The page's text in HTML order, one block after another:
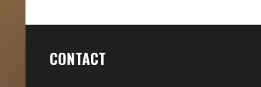
CONTACT